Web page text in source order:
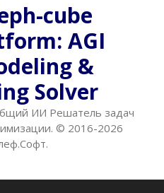
cube
AGI
&
Solver
ИИ Решатель задач
© 2016-2026